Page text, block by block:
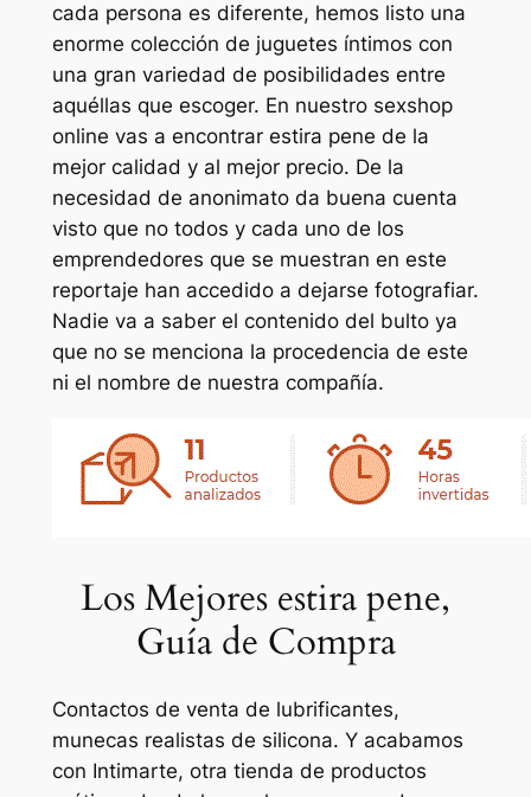
cada persona es diferente, hemos listo una
enorme colección de juguetes íntimos con
una gran variedad de posibilidades entre
aquéllas que escoger. En nuestro sexshop
online vas a encontrar estira pene de la
mejor calidad y al mejor precio. De la
necesidad de anonimato da buena cuenta
visto que no todos y cada uno de los
emprendedores que se muestran en este
reportaje han accedido a dejarse fotografiar.
Nadie va a saber el contenido del bulto ya
que no se menciona la procedencia de este
ni el nombre de nuestra compañía.
Los Mejores estira pene,
Guía de Compra
Contactos de venta de lubrificantes,
munecas realistas de silicona. Y acabamos
con Intimarte, otra tienda de productos